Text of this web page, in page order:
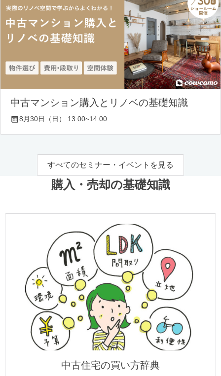
中古マンション購入とリノベの基礎知識
8月30日（日） 13:00~14:00
すべてのセミナー・イベントを見る
購入・売却の基礎知識
中古住宅の買い方辞典